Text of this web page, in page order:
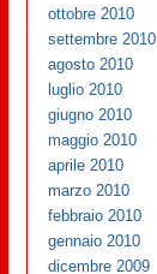
ottobre 2010
settembre 2010
agosto 2010
luglio 2010
giugno 2010
maggio 2010
aprile 2010
marzo 2010
febbraio 2010
gennaio 2010
dicembre 2009